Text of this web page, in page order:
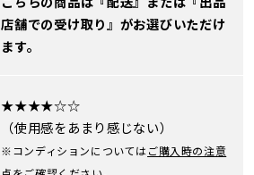
店舗での受け取り』がお選びいただけ
ます。
★★★★☆☆
（使用感をあまり感じない）
※コンディションについてはご購入時の注意